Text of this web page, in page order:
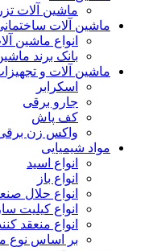
ماشین آلات
ماشین آلات
انواع ماشین
بانک برند
ماشین آلات و
اسکرابر
جارو برقی
کف پاش
واکس زن
مواد شیمیایی
انواع اسید
انواع باز
انواع حلال
انواع کیلیت
انواع منعقد
بر اساس نوع